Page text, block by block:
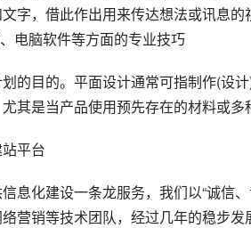
字，借此作出用来传达想法或讯息
电脑软件等方面的专业技巧
的目的。平面设计通常可指制作(设
其是当产品使用预先存在的材料或多
平台
息化建设一条龙服务，我们以“诚信
营销等技术团队，经过几年的稳步